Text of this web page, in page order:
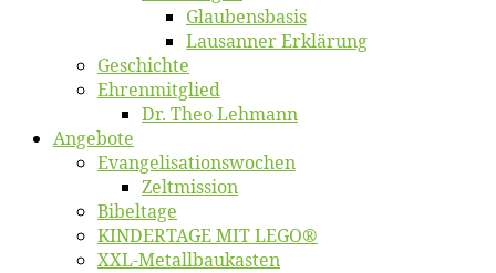
Glaubens­ba­sis
Lausan­ner Erklärung
Ge­schich­te
Eh­ren­mit­glied
Dr. Theo Lehmann
An­ge­bo­te
Evangelisa­tions­wo­chen
Zelt­mis­si­on
Bi­bel­ta­ge
KINDERTAGE MIT LEGO®
XXL-Me­­tal­l­­bau­­kas­­ten